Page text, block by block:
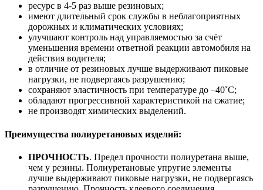
ресурс в 4-5 раз выше резиновых;
имеют длительный срок службы в неблагоприятных
дорожных и климатических условиях;
улучшают контроль над управляемостью за счёт
уменьшения времени ответной реакции автомобиля на
действия водителя;
в отличие от резиновых лучше выдерживают пиковые
нагрузки, не подвергаясь разрушению;
сохраняют эластичность при температуре до –40˚С;
обладают прогрессивной характеристикой на сжатие;
не производят химических выделений.
Преимущества полиуретановых изделий:
ПРОЧНОСТЬ. Предел прочности полиуретана выше,
чем у резины. Полиуретановые упругие элементы
лучше выдерживают пиковые нагрузки, не подвергаясь